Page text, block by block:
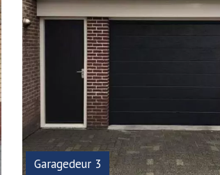
Garagedeur 3